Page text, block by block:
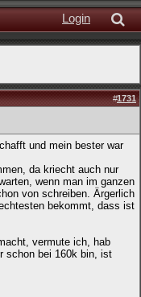
Login
#1731
und mein bester war
da kriecht auch nur
wenn man im ganzen
von schreiben. Ärgerlich
bekommt, dass ist
vermute ich, hab
schon bei 160k bin, ist